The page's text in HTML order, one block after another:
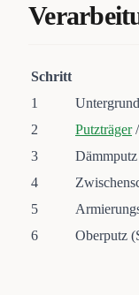
Schritt
1
2
Putzträger/
3
4
5
6
Oberputz